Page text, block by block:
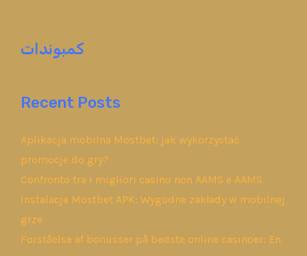
كمبوندات
Recent Posts
Aplikacja mobilna Mostbet: jak wykorzystać
promocje do gry?
Confronto tra i migliori casino non AAMS e AAMS
Instalacja Mostbet APK: Wygodne zakłady w mobilnej
grze
Forståelse af bonusser på bedste online casinoer: En